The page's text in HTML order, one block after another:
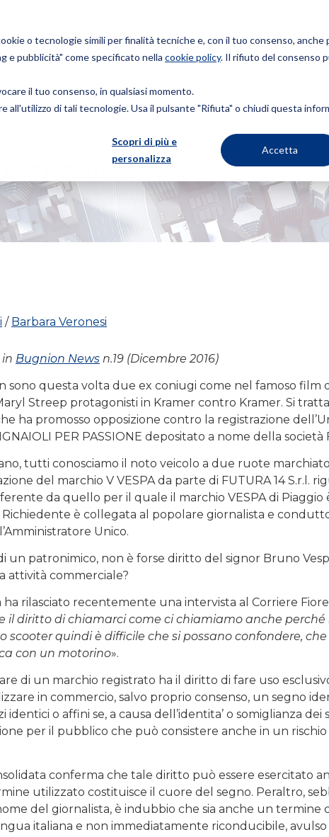
o tecnologie simili per finalità tecniche e, con il tuo consenso, anche
e pubblicità" come specificato nella cookie policy. Il rifiuto del consenso
il tuo consenso, in qualsiasi momento.
all'utilizzo di tali tecnologie. Usa il pulsante "Rifiuta" o chiudi questa
Scopri di più e
personalizza
Accetta
VESPA
Barbara Veronesi
Bugnion News n.19 (Dicembre 2016)
sono questa volta due ex coniugi come nel famoso film
Streep protagonisti in Kramer contro Kramer. Si
ha promosso opposizione contro la registrazione
PER PASSIONE depositato a nome della società
tutti conosciamo il noto veicolo a due ruote
del marchio V VESPA da parte di FUTURA 14 S.r.l.
da quello per il quale il marchio VESPA di Piaggio
Richiedente è collegata al popolare giornalista e
Unico.
un patronimico, non è forse diritto del signor Bruno
attività commerciale?
ha rilasciato recentemente una intervista al Corriere
il diritto di chiamarci come ci chiamiamo anche perché
scooter quindi è difficile che si possano confondere,
con un motorino».
di un marchio registrato ha il diritto di fare uso
in commercio, salvo proprio consenso, un segno
o affini se, a causa dell’identita’ o somiglianza dei
per il pubblico che può consistere anche in un rischio
conferma che tale diritto può essere esercitato
utilizzato costituisce il cuore del segno. Peraltro,
del giornalista, è indubbio che sia anche un termine
italiana e non immediatamente riconducibile,